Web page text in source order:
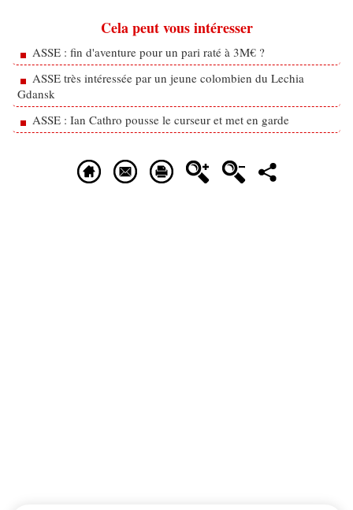
Cela peut vous intéresser
ASSE : fin d'aventure pour un pari raté à 3M€ ?
ASSE très intéressée par un jeune colombien du Lechia
Gdansk
ASSE : Ian Cathro pousse le curseur et met en garde